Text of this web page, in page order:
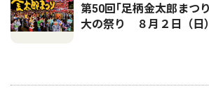
第50回｢足柄金太郎まつ
大の祭り ８月２日（日